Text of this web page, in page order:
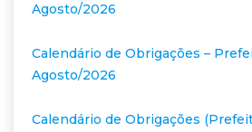
Agosto/2026
Calendário de Obrigações –
Agosto/2026
Calendário de Obrigações